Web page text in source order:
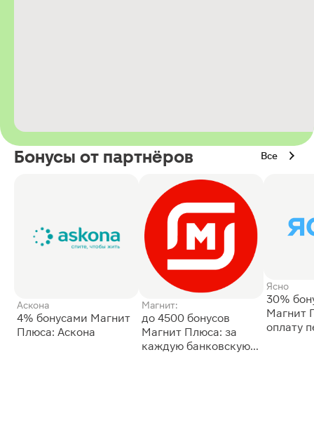
Бонусы от партнёров Все
Аскона
4% бонусами Магнит
Плюса: Аскона
Магнит:
до 4500 бонусов
Магнит Плюса: за
каждую банковскую
Ясно
30%
Магнит
оплату